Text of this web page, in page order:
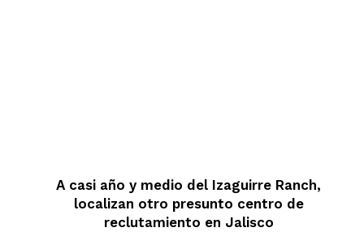
A casi año y medio del Izaguirre Ranch,
localizan otro presunto centro de
reclutamiento en Jalisco